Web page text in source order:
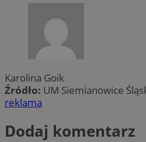
Karolina Goik
Źródło: UM Siemianowice
reklama
Dodaj komentarz